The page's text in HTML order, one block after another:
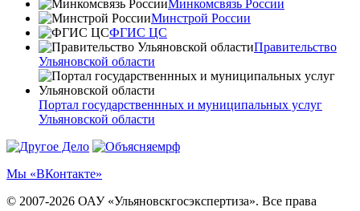
Минкомсвязь России
Минстрой России
ФГИС ЦС
Правительство
Ульяновской области
Портал государственнных и муниципальных услуг
Ульяновской области
Мы «ВКонтакте»
© 2007-2026 ОАУ «Ульяновскгосэкспертиза». Все права